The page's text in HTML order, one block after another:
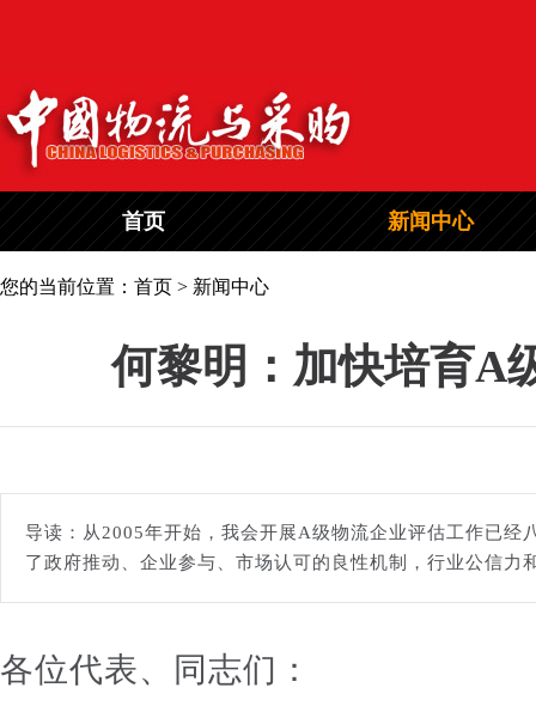
首页 新闻中心
您的当前位置：首页 > 新闻中心
何黎明：加快培育A
导读：从2005年开始，我会开展A级物流企业评估工作已
了政府推动、企业参与、市场认可的良性机制，行业公信
各位代表、同志们：